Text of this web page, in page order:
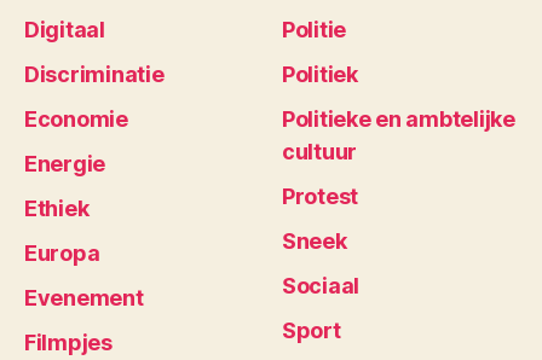
Digitaal
Discriminatie
Economie
Energie
Ethiek
Europa
Evenement
Filmpjes
Politie
Politiek
Politieke en ambtelijke
cultuur
Protest
Sneek
Sociaal
Sport